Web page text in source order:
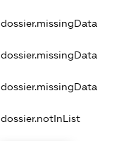
dossier.missingData
dossier.missingData
dossier.missingData
dossier.notInList